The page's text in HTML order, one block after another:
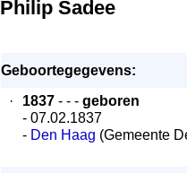
Philip Sadee
Geboortegegevens:
·
1837 - - - geboren
- 07.02.1837
- Den Haag (Gemeente